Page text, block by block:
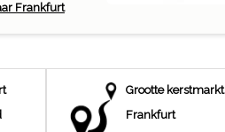
Frankfurt
Grootte kerstmarkt
Frankfurt